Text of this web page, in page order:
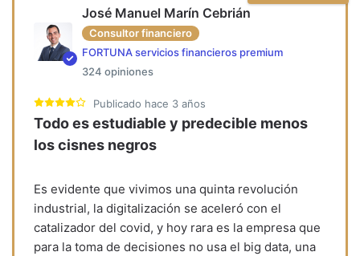
José Manuel Marín Cebrián
Consultor financiero
FORTUNA servicios financieros premium
324 opiniones
Publicado hace 3 años
Todo es estudiable y predecible menos
los cisnes negros
Es evidente que vivimos una quinta revolución
industrial, la digitalización se aceleró con el
catalizador del covid, y hoy rara es la empresa que
para la toma de decisiones no usa el big data, una